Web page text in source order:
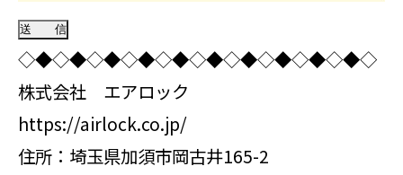
◇◆◇◆◇◆◇◆◇◆◇◆◇◆◇◆◇◆◇◆◇
株式会社 エアロック
https://airlock.co.jp/
住所：埼玉県加須市岡古井165-2